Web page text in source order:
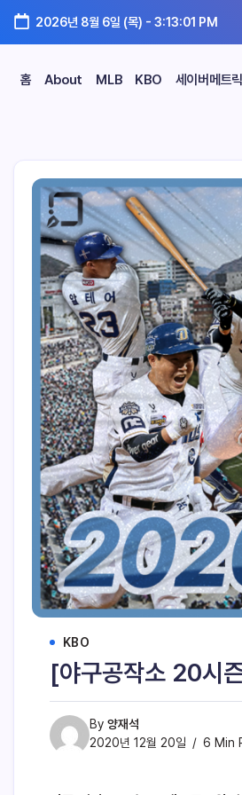
2026년 8월 6일 (목) - 3:13:02 PM
홈 About MLB KBO 세이버메트
KBO
[야구공작소 20시
By 양재석
2020년 12월 20일
6 Min